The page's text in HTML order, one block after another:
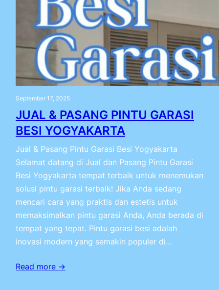
September 17, 2025
JUAL & PASANG PINTU GARASI
BESI YOGYAKARTA
Jual & Pasang Pintu Garasi Besi Yogyakarta
Selamat datang di Jual dan Pasang Pintu Garasi
Besi Yogyakarta tempat terbaik untuk menemukan
solusi pintu garasi terbaik! Jika Anda sedang
mencari cara yang praktis dan estetis untuk
memaksimalkan pintu garasi Anda, Anda berada di
tempat yang tepat. Pintu garasi besi adalah
inovasi modern yang semakin populer di…
Read more →